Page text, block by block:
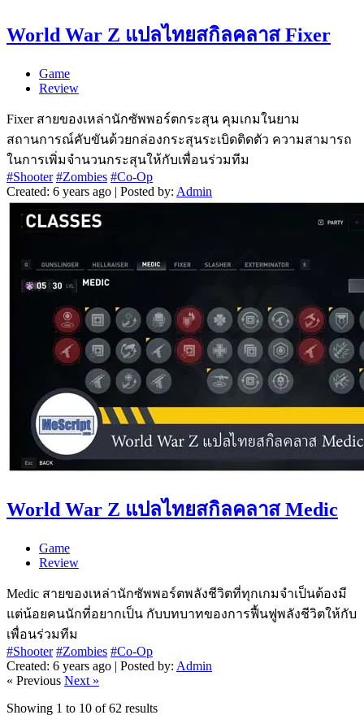
World War Z แปลไทยสกิลคลาส Fixer
Game
Review
Fixer สายของเหล่านักซัพพอร์ตกระสุน คุมเกมในยาม
สถานการณ์คับขันด้วยกล่องกระสุนระเบิดติดตัว ความสามารถ
ในการเพิ่มจำนวนกระสุนให้กับเพื่อนร่วมทีม
#Shooter #Zombies #Co-Op
Created: 6 years ago | Posted by: Admin
World War Z แปลไทยสกิลคลาส Medic
Game
Review
Medic สายของเหล่านักซัพพอร์ตพลังชีวิตที่ทุกเกมจำเป็นต้องมี
แต่น้อยคนนักที่อยากเป็น กับบทบาทของการฟื้นฟูพลังชีวิตให้กับ
เพื่อนร่วมทีม
#Shooter #Zombies #Co-Op
Created: 6 years ago | Posted by: Admin
« Previous Next »
Showing 1 to 10 of62 results